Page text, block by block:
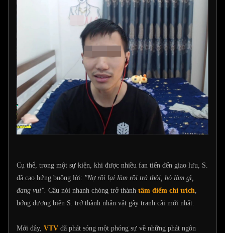
Cụ thể, trong một sự kiện, khi được nhiều fan tiến đến giao lưu, S.
đã cao hứng buông lời: "Nợ rồi lại làm rồi trả thôi, bỏ làm gì,
đang vui". Câu nói nhanh chóng trở thành tâm điểm chỉ trích,
bớng dương biến S. trở thành nhân vật gây tranh cãi mới nhất.
Mới đây, VTV đã phát sóng một phóng sự về những phát ngôn